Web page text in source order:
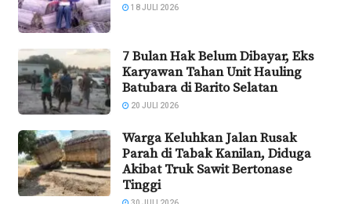
18 JULI 2026
7 Bulan Hak Belum Dibayar, Eks
Karyawan Tahan Unit Hauling
Batubara di Barito Selatan
20 JULI 2026
Warga Keluhkan Jalan Rusak
Parah di Tabak Kanilan, Diduga
Akibat Truk Sawit Bertonase
Tinggi